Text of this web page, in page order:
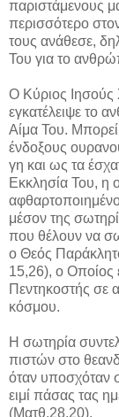
παριστάμενους
περισσότερο
τους ανάθεσε,
Του για το
Ο Κύριος Ιησούς
εγκατέλειψε το
Αίμα Του. Μπορεί
ένδοξους
γη και ως τα
Εκκλησία Του, η
μέσον της
που θέλουν να
ο Θεός
15,26), ο Οποίος
Πεντηκοστής σε
κόσμου.
Η σωτηρία
πιστών στο
όταν υποσχόταν
ειμί πάσας τας
(Ματθ.28,20).